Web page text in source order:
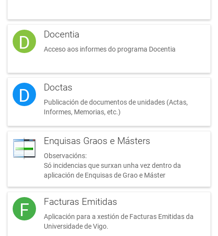
D Docentia
Acceso aos informes do programa Docentia
D Doctas
Publicación de documentos de unidades (Actas,
Informes, Memorias, etc.)
Enquisas Graos e Másters
Observacións:
Só incidencias que surxan unha vez dentro da
aplicación de Enquisas de Grao e Máster
F Facturas Emitidas
Aplicación para a xestión de Facturas Emitidas da
Universidade de Vigo.